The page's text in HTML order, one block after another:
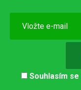
Souhlasím se